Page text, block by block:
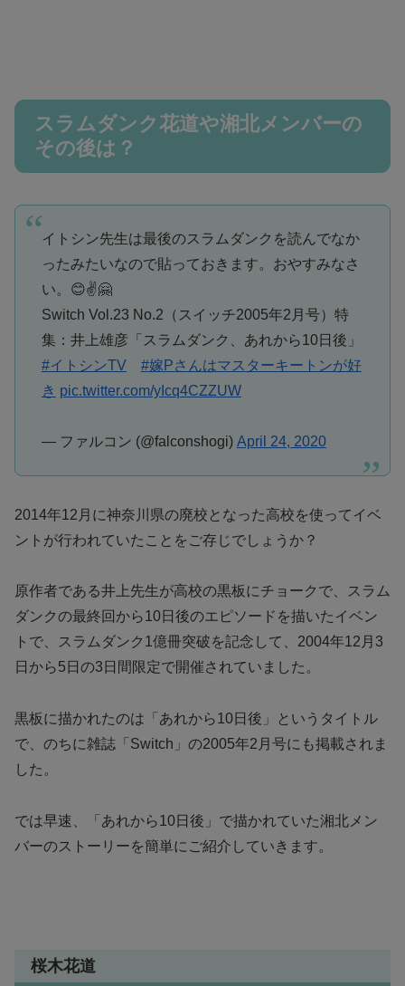
スラムダンク花道や湘北メンバーの
その後は？
イトシン先生は最後のスラムダンクを読んでなか
ったみたいなので貼っておきます。おやすみなさ
い。😊✌️🤗
Switch Vol.23 No.2（スイッチ2005年2月号）特
集：井上雄彦「スラムダンク、あれから10日後」
#イトシンTV
#嫁Pさんはマスターキートンが好
き pic.twitter.com/yIcq4CZZUW
— ファルコン (@falconshogi) April 24, 2020
2014年12月に神奈川県の廃校となった高校を使ってイベ
ントが行われていたことをご存じでしょうか？
原作者である井上先生が高校の黒板にチョークで、スラム
ダンクの最終回から10日後のエピソードを描いたイベン
トで、スラムダンク1億冊突破を記念して、2004年12月3
日から5日の3日間限定で開催されていました。
黒板に描かれたのは「あれから10日後」というタイトル
で、のちに雑誌「Switch」の2005年2月号にも掲載されま
した。
では早速、「あれから10日後」で描かれていた湘北メン
バーのストーリーを簡単にご紹介していきます。
桜木花道